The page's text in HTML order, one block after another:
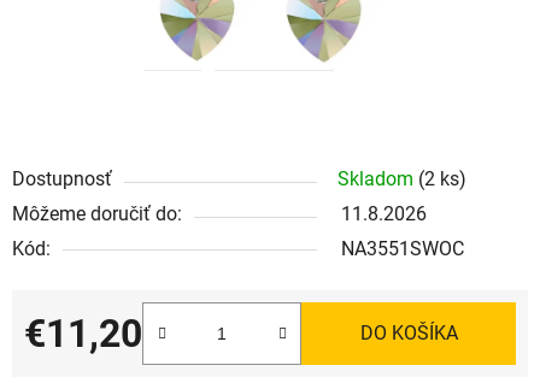
Dostupnosť Skladom (2 ks)
Môžeme doručiť do:
11.8.2026
Kód:
NA3551SWOC
€11,20
Jednotková cena:
DO KOŠÍKA